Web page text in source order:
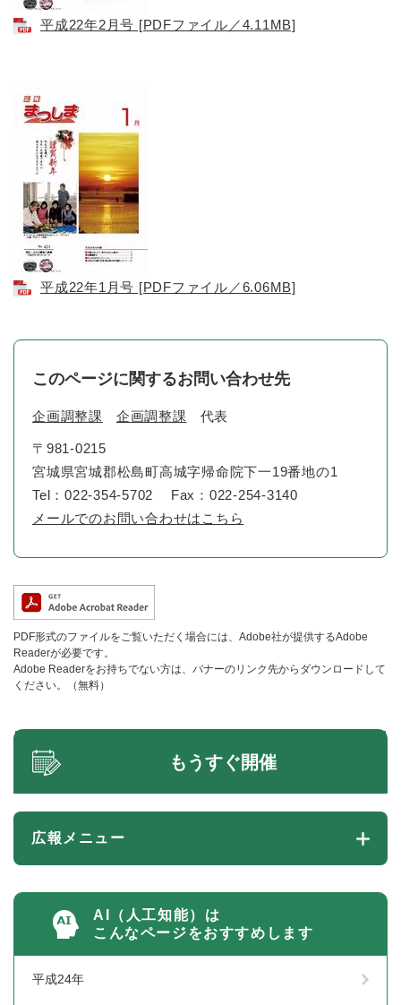
平成22年2月号 [PDFファイル／4.11MB]
平成22年1月号 [PDFファイル／6.06MB]
このページに関するお問い合わせ先
企画調整課 企画調整課 代表
〒981-0215
宮城県宮城郡松島町高城字帰命院下一19番地の1
Tel：022-354-5702
Fax：022-254-3140
メールでのお問い合わせはこちら
PDF形式のファイルをご覧いただく場合には、Adobe社が提供するAdobe
Readerが必要です。
Adobe Readerをお持ちでない方は、バナーのリンク先からダウンロードして
ください。（無料）
もうすぐ開催
広報メニュー
AI（人工知能）は
こんなページをおすすめします
平成24年